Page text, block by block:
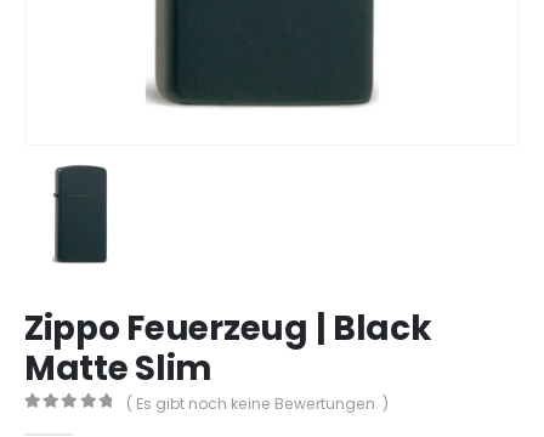
Zippo Feuerzeug | Black
Matte Slim
( Es gibt noch keine Bewertungen. )